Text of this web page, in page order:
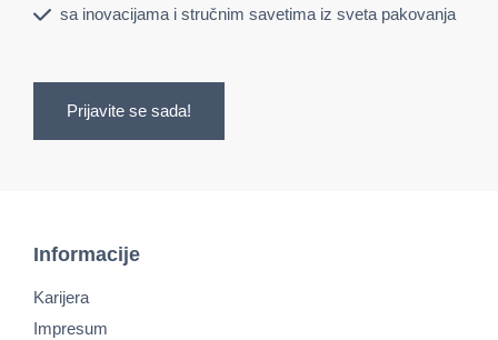
sa inovacijama i stručnim savetima iz sveta pakovanja
Prijavite se sada!
Informacije
Karijera
Impresum